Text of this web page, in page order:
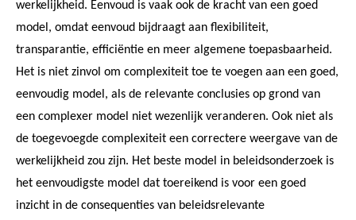
werkelijkheid. Eenvoud is vaak ook de kracht van een goed
model, omdat eenvoud bijdraagt aan flexibiliteit,
transparantie, efficiëntie en meer algemene toepasbaarheid.
Het is niet zinvol om complexiteit toe te voegen aan een goed,
eenvoudig model, als de relevante conclusies op grond van
een complexer model niet wezenlijk veranderen. Ook niet als
de toegevoegde complexiteit een correctere weergave van de
werkelijkheid zou zijn. Het beste model in beleidsonderzoek is
het eenvoudigste model dat toereikend is voor een goed
inzicht in de consequenties van beleidsrelevante